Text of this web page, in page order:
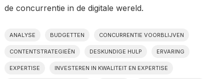
de concurrentie in de digitale wereld.
ANALYSE BUDGETTEN CONCURRENTIE VOORBLIJVEN
CONTENTSTRATEGIEËN DESKUNDIGE HULP ERVARING
EXPERTISE INVESTEREN IN KWALITEIT EN EXPERTISE